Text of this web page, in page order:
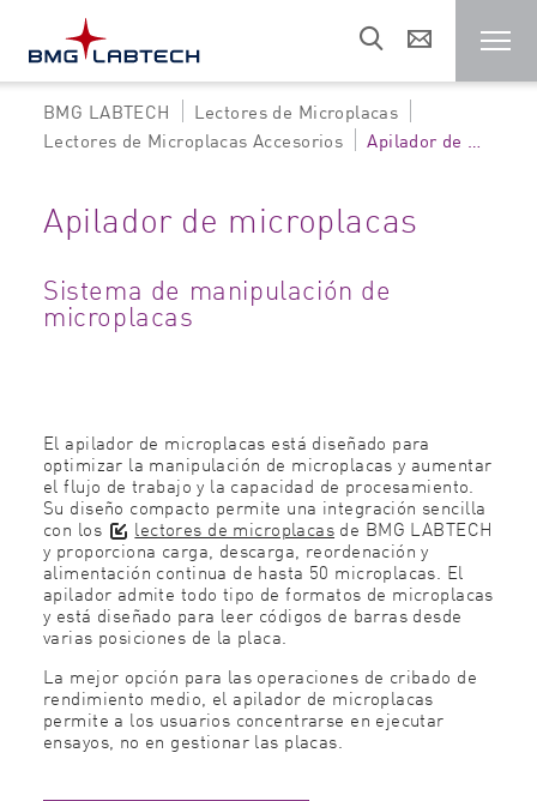
Lectores de microplacas
Clientes
Áreas de investigación
Ventas/Soporte
Sobre nosotros
BMG LABTECH
Lectores de Microplacas
Lectores de Microplacas Accesorios
Apilador de microplacas
Apilador de microplacas
Sistema de manipulación de
microplacas
El apilador de microplacas está diseñado para
optimizar la manipulación de microplacas y aumentar
el flujo de trabajo y la capacidad de procesamiento.
Su diseño compacto permite una integración sencilla
con los lectores de microplacas de BMG LABTECH
y proporciona carga, descarga, reordenación y
alimentación continua de hasta 50 microplacas. El
apilador admite todo tipo de formatos de microplacas
y está diseñado para leer códigos de barras desde
varias posiciones de la placa.
La mejor opción para las operaciones de cribado de
rendimiento medio, el apilador de microplacas
permite a los usuarios concentrarse en ejecutar
ensayos, no en gestionar las placas.